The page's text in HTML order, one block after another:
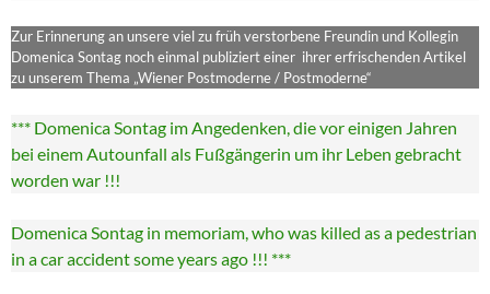
Zur Erinnerung an unsere viel zu früh verstorbene Freundin und Kollegin
Domenica Sontag noch einmal publiziert einer ihrer erfrischenden Artikel
zu unserem Thema „Wiener Postmoderne / Postmoderne“
*** Domenica Sontag im Angedenken, die vor einigen Jahren
bei einem Autounfall als Fußgängerin um ihr Leben gebracht
worden war !!!
Domenica Sontag in memoriam, who was killed as a pedestrian
in a car accident some years ago !!! ***